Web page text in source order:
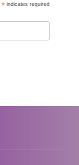
*indicates required